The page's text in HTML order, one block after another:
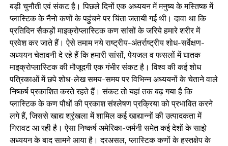
बड़ी चुनौती एवं संकट है। पिछले दिनों एक अध्ययन में मनुष्य के मस्तिष्क में
प्लास्टिक के नैनो कणों के पहुंचने पर चिंता जतायी गई थी। दावा था कि
प्रतिदिन सैकड़ों माइक्रोप्लास्टिक कण सांसों के जरिये हमारे शरीर में
प्रवेश कर जाते हैं। ऐसे तमाम नये राष्ट्रीय-अंतर्राष्ट्रीय शोध-सर्वेक्षण-
अध्ययन चेतावनी दे रहे हैं कि हमारी सांसों, पेयजल व फसलों में घातक
माइक्रोप्लास्टिक की मौजूदगी एक गंभीर संकट है। विश्व की कई शोध
पत्रिकाओं में छपे शोध-लेख समय-समय पर विभिन्न अध्ययनों के चेताने वाले
निष्कर्ष प्रकाशित करते रहते हैं। संकट तो यहां तक बढ़ गया है कि
प्लास्टिक के कण पौधों की प्रकाश संश्लेषण प्रक्रिया को प्रभावित करने
लगे हैं, जिससे खाद्य श्रृंखला में शामिल कई खाद्यान्नों की उत्पादकता में
गिरावट आ रही है। ऐसा निष्कर्ष अमेरिका-जर्मनी समेत कई देशों के साझे
अध्ययन के बाद सामने आया है। दरअसल, प्लास्टिक कणों के हस्तक्षेप के